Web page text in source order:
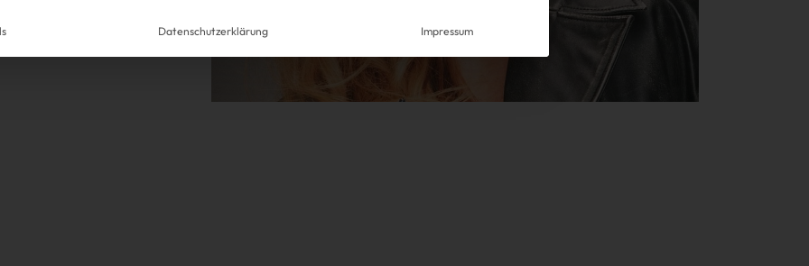
Datenschutzerklärung Impressum